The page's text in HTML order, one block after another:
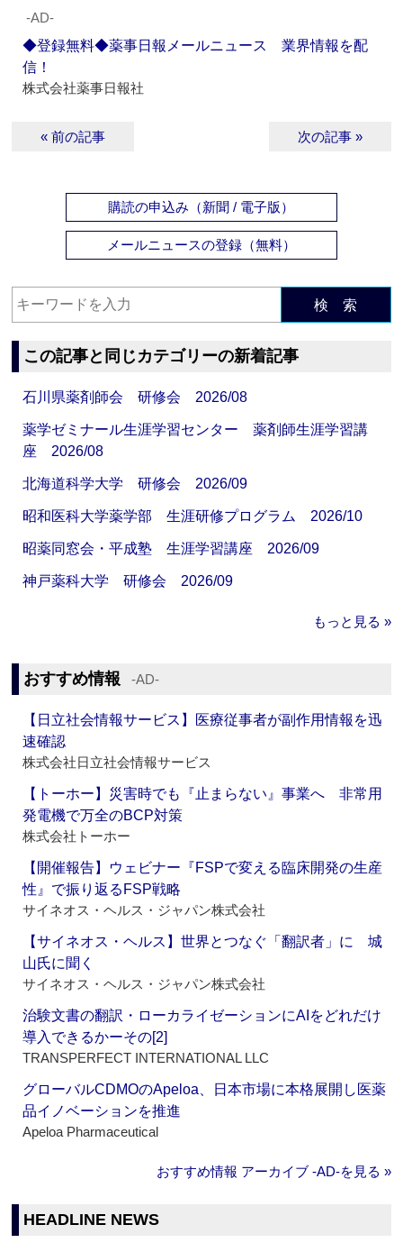
‐AD‐
◆登録無料◆薬事日報メールニュース 業界情報を配
信！
株式会社薬事日報社
« 前の記事 次の記事 »
購読の申込み（新聞 / 電子版）
メールニュースの登録（無料）
検 索
この記事と同じカテゴリーの新着記事
石川県薬剤師会 研修会 2026/08
薬学ゼミナール生涯学習センター 薬剤師生涯学習講
座 2026/08
北海道科学大学 研修会 2026/09
昭和医科大学薬学部 生涯研修プログラム 2026/10
昭薬同窓会・平成塾 生涯学習講座 2026/09
神戸薬科大学 研修会 2026/09
もっと見る »
おすすめ情報 ‐AD‐
【日立社会情報サービス】医療従事者が副作用情報を迅
速確認
株式会社日立社会情報サービス
【トーホー】災害時でも『止まらない』事業へ 非常用
発電機で万全のBCP対策
株式会社トーホー
【開催報告】ウェビナー『FSPで変える臨床開発の生産
性』で振り返るFSP戦略
サイネオス・ヘルス・ジャパン株式会社
【サイネオス・ヘルス】世界とつなぐ「翻訳者」に 城
山氏に聞く
サイネオス・ヘルス・ジャパン株式会社
治験文書の翻訳・ローカライゼーションにAIをどれだけ
導入できるかーその[2]
TRANSPERFECT INTERNATIONAL LLC
グローバルCDMOのApeloa、日本市場に本格展開し医薬
品イノベーションを推進
Apeloa Pharmaceutical
おすすめ情報 アーカイブ ‐AD‐を見る »
HEADLINE NEWS